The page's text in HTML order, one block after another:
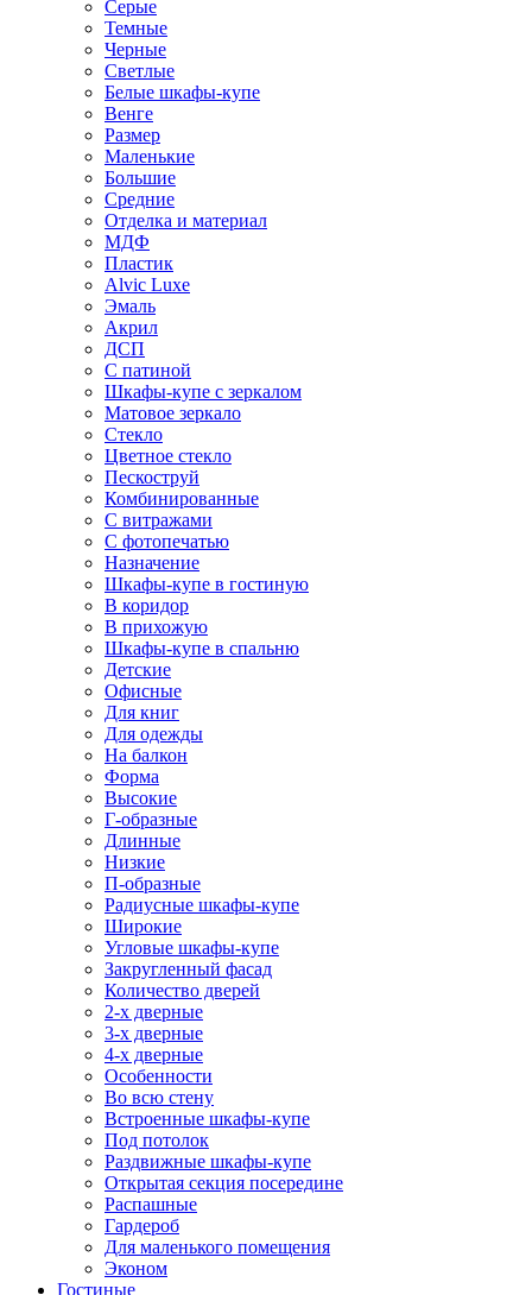
Серые
Темные
Черные
Светлые
Белые шкафы-купе
Венге
Размер
Маленькие
Большие
Средние
Отделка и материал
МДФ
Пластик
Alvic Luxe
Эмаль
Акрил
ДСП
С патиной
Шкафы-купе с зеркалом
Матовое зеркало
Стекло
Цветное стекло
Пескоструй
Комбинированные
С витражами
С фотопечатью
Назначение
Шкафы-купе в гостиную
В коридор
В прихожую
Шкафы-купе в спальню
Детские
Офисные
Для книг
Для одежды
На балкон
Форма
Высокие
Г-образные
Длинные
Низкие
П-образные
Радиусные шкафы-купе
Широкие
Угловые шкафы-купе
Закругленный фасад
Количество дверей
2-х дверные
3-х дверные
4-х дверные
Особенности
Во всю стену
Встроенные шкафы-купе
Под потолок
Раздвижные шкафы-купе
Открытая секция посередине
Распашные
Гардероб
Для маленького помещения
Эконом
Гостиные